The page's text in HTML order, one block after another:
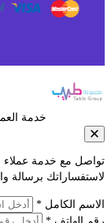
خدمة العملاء
مع خدمة عملاء
برسالة
الكامل *